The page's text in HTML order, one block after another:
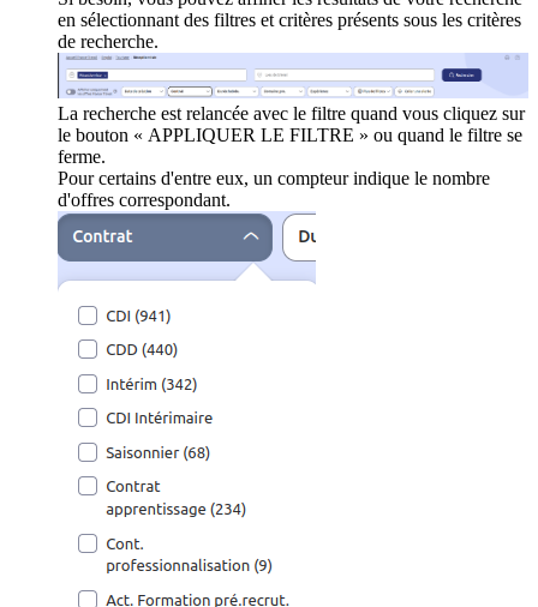
en sélectionnant des filtres et critères présents sous les critères
de recherche.
La recherche est relancée avec le filtre quand vous cliquez sur
le bouton « APPLIQUER LE FILTRE » ou quand le filtre se
ferme.
Pour certains d'entre eux, un compteur indique le nombre
d'offres correspondant.